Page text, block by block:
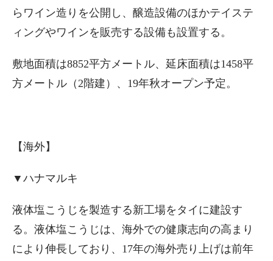
らワイン造りを公開し、醸造設備のほかテイステ
ィングやワインを販売する設備も設置する。
敷地面積は8852平方メートル、延床面積は1458平
方メートル（2階建）、19年秋オープン予定。
【海外】
▼ハナマルキ
液体塩こうじを製造する新工場をタイに建設す
る。液体塩こうじは、海外での健康志向の高まり
により伸長しており、17年の海外売り上げは前年